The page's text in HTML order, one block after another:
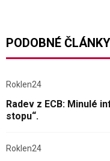
PODOBNÉ ČLÁNKY
Roklen24
Radev z ECB: Minulé
stopu“.
Roklen24